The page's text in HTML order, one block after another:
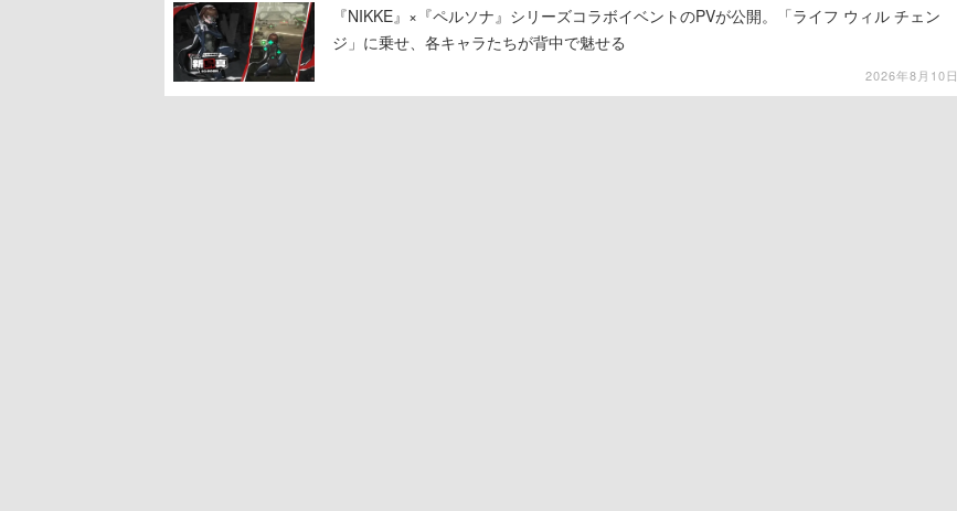
『NIKKE』×『ペルソナ』シリーズコラボイベントのPVが公開。「ライフ ウィル チェン
ジ」に乗せ、各キャラたちが背中で魅せる
2026年8月10日